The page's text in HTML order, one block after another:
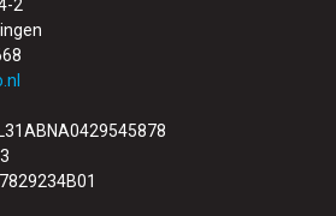
2